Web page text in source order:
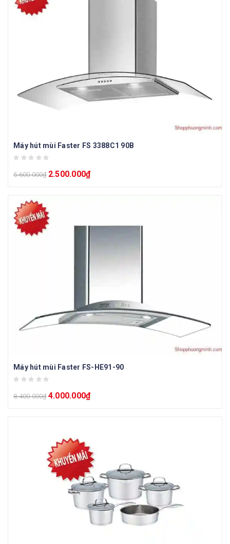
Máy hút mùi Faster FS 3388C1 90B
5.600.000₫ 2.500.000₫
Máy hút mùi Faster FS-HE91-90
8.400.000₫ 4.000.000₫